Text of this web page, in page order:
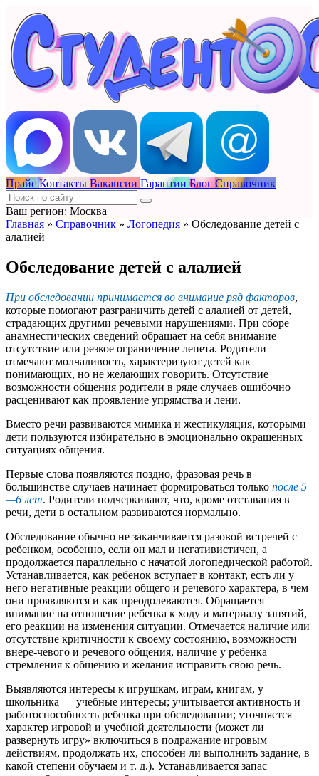
Прайс Контакты Вакансии Гарантии Блог Справочник
Ваш регион: Москва
Главная » Справочник » Логопедия » Обследование детей с
алалией
Обследование детей с алалией
При обследовании принимается во внимание ряд факторов,
которые помогают разграничить детей с алалией от детей,
страдающих другими речевыми нарушениями. При сборе
анамнестических сведений обращает на себя внимание
отсутствие или резкое ограничение лепета. Родители
отмечают молчаливость, характеризуют детей как
понимающих, но не желающих говорить. Отсутствие
возможности общения родители в ряде случаев ошибочно
расценивают как проявление упрямства и лени.
Вместо речи развиваются мимика и жестикуляция, которыми
дети пользуются избирательно в эмоционально окрашенных
ситуациях общения.
Первые слова появляются поздно, фразовая речь в
большинстве случаев начинает формироваться только после 5
—6 лет. Родители подчеркивают, что, кроме отставания в
речи, дети в остальном развиваются нормально.
Обследование обычно не заканчивается разовой встречей с
ребенком, особенно, если он мал и негативистичен, а
продолжается параллельно с начатой логопедической работой.
Устанавливается, как ребенок вступает в контакт, есть ли у
него негативные реакции общего и речевого характера, в чем
они проявляются и как преодолеваются. Обращается
внимание на отношение ребенка к ходу и материалу занятий,
его реакции на изменения ситуации. Отмечается наличие или
отсутствие критичности к своему состоянию, возможности
внере-чевого и речевого общения, наличие у ребенка
стремления к общению и желания исправить свою речь.
Выявляются интересы к игрушкам, играм, книгам, у
школьника — учебные интересы; учитывается активность и
работоспособность ребенка при обследовании; уточняется
характер игровой и учебной деятельности (может ли
развернуть игру» включиться в подражание игровым
действиям, продолжать их, способен ли выполнить задание, в
какой степени обучаем и т. д.). Устанавливается запас